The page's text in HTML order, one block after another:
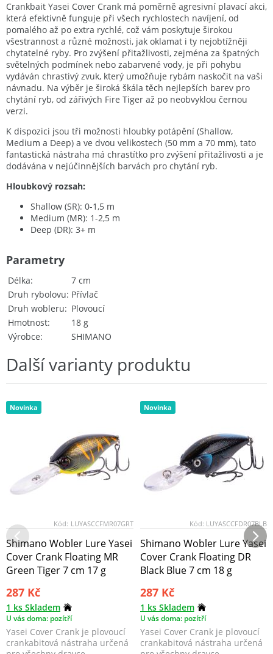
Crankbait Yasei Cover Crank má poměrně agresivní plavací akci,
která efektivně funguje při všech rychlostech navíjení, od
pomalého až po extra rychlé, což vám poskytuje širokou
všestrannost a různé možnosti, jak oklamat i ty nejobtížněji
chytatelné ryby. Pro zvýšení přitažlivosti, zejména za špatných
světelných podmínek nebo zabarvené vody, je při pohybu
vydáván chrastivý zvuk, který umožňuje rybám naskočit na vaši
návnadu. Na výběr je široká škála těch nejlepších barev pro
chytání ryb, od zářivých Fire Tiger až po neobvyklou černou
verzi.
K dispozici jsou tři možnosti hloubky potápění (Shallow,
Medium a Deep) a ve dvou velikostech (50 mm a 70 mm), tato
fantastická nástraha má chrastítko pro zvýšení přitažlivosti a je
dodávána v nejúčinnějších barvách pro chytání ryb.
Hloubkový rozsah:
Shallow (SR): 0-1,5 m
Medium (MR): 1-2,5 m
Deep (DR): 3+ m
Délka
7 cm
Druh rybolovu Přívlač
Druh wobleru
Plovoucí
Hmotnost
18 g
Výrobce
SHIMANO
Parametry
Další varianty produktu
Novinka
Kód: LUYASCCFMR07GRT
Shimano Wobler Lure Yasei
Cover Crank Floating MR
Green Tiger 7 cm 17 g
287 Kč
1 ks Skladem
U vás doma: pozítří
Yasei Cover Crank je plovoucí
crankabitová nástraha určená
Novinka
Kód: LUYASCCFDR07BLB
Shimano Wobler Lure Yasei
Cover Crank Floating DR
Black Blue 7 cm 18 g
287 Kč
1 ks Skladem
U vás doma: pozítří
Yasei Cover Crank je plovoucí
crankabitová nástraha určená